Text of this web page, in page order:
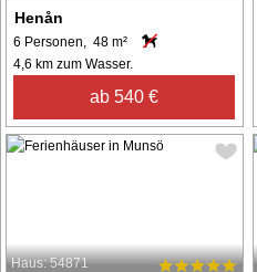
Henån
6 Personen, 48 m²
4,6 km zum Wasser.
ab 540 €
Haus: 54871